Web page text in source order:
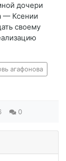
дочери
— Ксении
своему
агафонова
0